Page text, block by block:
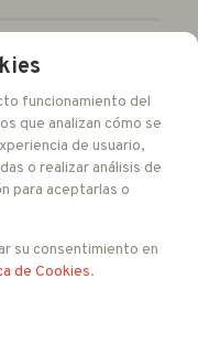
A CESTA
de Video
funcionamiento del
que analizan cómo se
de usuario,
o realizar análisis de
para aceptarlas o
su consentimiento en
de Cookies.